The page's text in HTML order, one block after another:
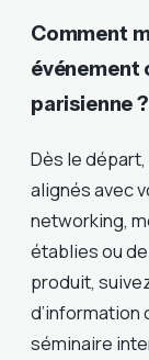
Comment
événement
parisienne ?
Dès le
alignés avec
networking,
établies ou
produit,
d’information
séminaire